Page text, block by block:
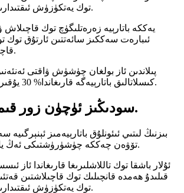
توك يەتكۈزۈش ئىقتىدارىنى ئۆستۈرىدۇ.
يەككە باتارېيە زەرەتلىگۈچ توك
ئىبارەت سەككىز سائەتتىن ئارتۇق توك
قاچىلىغىلى بولىدۇ.
پىلاندىن ئاز بولغان چۈشۈش ۋاقتى
كىسلاتالىق باتارېيەگە قارىغاندا% 30 يۇقىرى كۆتۈرۈلىدۇ.
سودىڭىز ئۈچۈن زور قىممەت يارىتىڭ.
بىزنىڭ لىتىي ئىئونلۇق باتارېيەمىز ئېنېرگىيە
تۆۋەن چەككە چۈشۈرۈشتىكى ئەڭ ياخشى تاللاش.
ئۇلار باشقا توك تاللاشلىرىغا قارىغاندا ئاز
قىلىدۇ ھەمدە قانچىلىك توك قاچىلاشتىن
توك يەتكۈزۈش ئىقتىدارىنى ئۆستۈرىدۇ.